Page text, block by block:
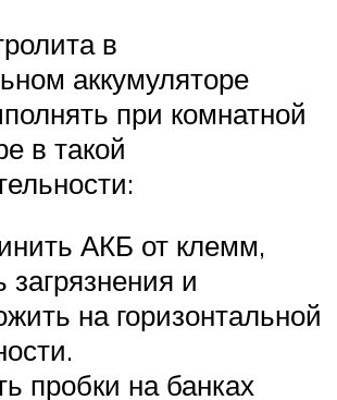
в
аккумуляторе
при комнатной
в такой
АКБ от клемм,
загрязнения и
на горизонтальной
пробки на банках